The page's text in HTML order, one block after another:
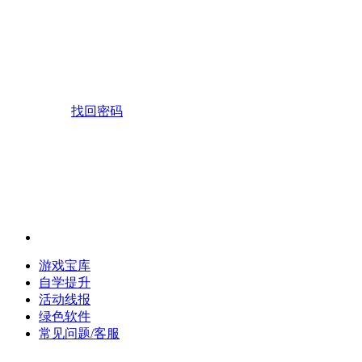
找回密码
游戏宝库
自学提升
活动线报
绿色软件
常见问题/客服